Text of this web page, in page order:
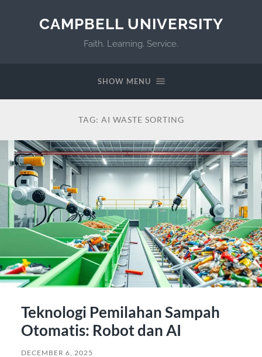
CAMPBELL UNIVERSITY
Faith. Learning. Service.
SHOW MENU
TAG: AI WASTE SORTING
Teknologi Pemilahan Sampah
Otomatis: Robot dan AI
DECEMBER 6, 2025